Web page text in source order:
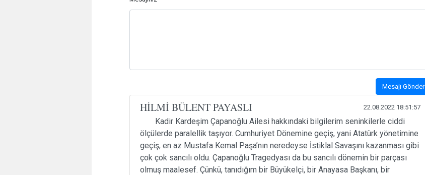
Mesajı Gönder
HİLMİ BÜLENT PAYASLI 22.08.2022 18:51:57
Kadir Kardeşim Çapanoğlu Ailesi hakkındaki bilgilerim seninkilerle ciddi
ölçülerde paralellik taşıyor. Cumhuriyet Dönemine geçiş, yani Atatürk yönetimine
geçiş, en az Mustafa Kemal Paşa’nın neredeyse İstiklal Savaşını kazanması gibi
çok çok sancılı oldu. Çapanoğlu Tragedyası da bu sancılı dönemin bir parçası
olmuş maalesef. Çünkü, tanıdığım bir Büyükelçi, bir Anayasa Başkanı, bir